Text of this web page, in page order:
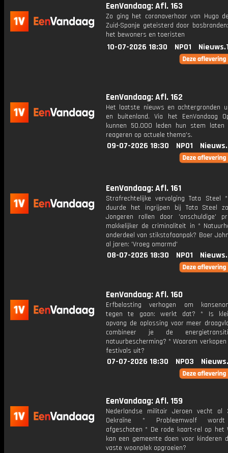
EenVandaag: Afl. 163
Zo ging het coronaverhoor van Hugo
Zuid-Spanje geteisterd door
het bewoners en toeristen
10-07-2026 18:30 NPO1
EenVandaag: Afl. 162
Het laatste nieuws en achtergronden
en buitenland. Via het EenVandaag
kunnen 50.000 leden hun stem laten
reageren op actuele thema's.
09-07-2026 18:30 NPO1
EenVandaag: Afl. 161
Strafrechtelijke vervolging Tata Steel
duurde het ingrijpen bij Tata Steel
Jongeren rollen door 'onschuldige'
makkelijker de criminaliteit in *
onderdeel van stikstofaanpak? Boer
al jaren: 'Vroeg omarmd'
08-07-2026 18:30 NPO1
EenVandaag: Afl. 160
Erfbelasting verhogen om
tegen te gaan: werkt dat? * Is
opvang de oplossing voor meer
combineer je de
natuurbescherming? * Waarom
festivals uit?
07-07-2026 18:30 NPO3
EenVandaag: Afl. 159
Nederlandse militair Jeroen vecht
Oekraïne * Probleemwolf
afgeschoten * De rode kaart-rel op het
kan een gemeente doen voor kinderen
vaste woonplek opgroeien?